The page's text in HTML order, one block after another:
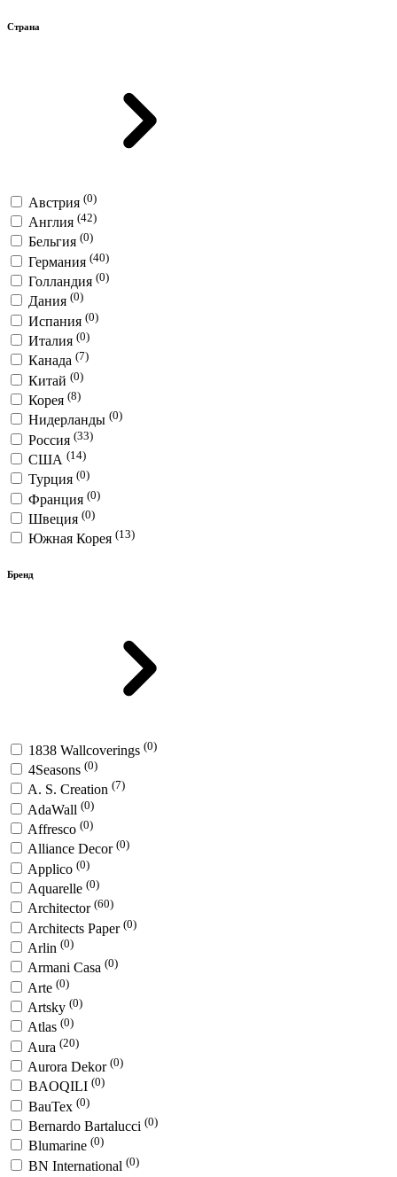
Страна
Австрия (0)
Англия (42)
Бельгия (0)
Германия (40)
Голландия (0)
Дания (0)
Испания (0)
Италия (0)
Канада (7)
Китай (0)
Корея (8)
Нидерланды (0)
Россия (33)
США (14)
Турция (0)
Франция (0)
Швеция (0)
Южная Корея (13)
Бренд
1838 Wallcoverings (0)
4Seasons (0)
A. S. Creation (7)
AdaWall (0)
Affresco (0)
Alliance Decor (0)
Applico (0)
Aquarelle (0)
Architector (60)
Architects Paper (0)
Arlin (0)
Armani Casa (0)
Arte (0)
Artsky (0)
Atlas (0)
Aura (20)
Aurora Dekor (0)
BAOQILI (0)
BauTex (0)
Bernardo Bartalucci (0)
Blumarine (0)
BN International (0)